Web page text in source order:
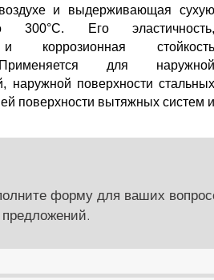
и выдерживающая сухую
300°C. Его эластичность,
и коррозионная стойкость
для наружной
наружной поверхности стальных
поверхности вытяжных систем и
форму для ваших